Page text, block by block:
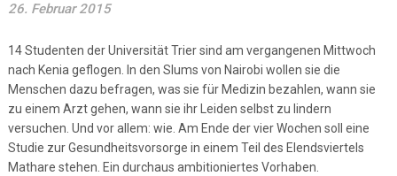
26. Februar 2015
14 Studenten der Universität Trier sind am vergangenen Mittwoch
nach Kenia geflogen. In den Slums von Nairobi wollen sie die
Menschen dazu befragen, was sie für Medizin bezahlen, wann sie
zu einem Arzt gehen, wann sie ihr Leiden selbst zu lindern
versuchen. Und vor allem: wie. Am Ende der vier Wochen soll eine
Studie zur Gesundheitsvorsorge in einem Teil des Elendsviertels
Mathare stehen. Ein durchaus ambitioniertes Vorhaben.